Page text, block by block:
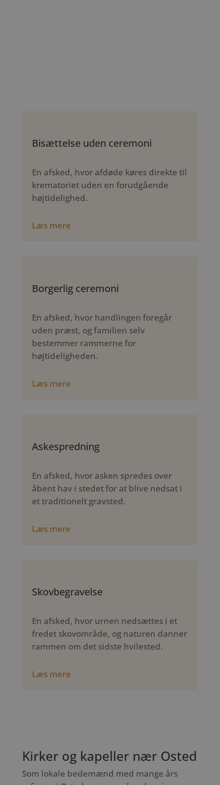
Bisættelse uden ceremoni
En afsked, hvor afdøde køres direkte til
krematoriet uden en forudgående
højtidelighed.
Læs mere
Borgerlig ceremoni
En afsked, hvor handlingen foregår
uden præst, og familien selv
bestemmer rammerne for
højtideligheden.
Læs mere
Askespredning
En afsked, hvor asken spredes over
åbent hav i stedet for at blive nedsat i
et traditionelt gravsted.
Læs mere
Skovbegravelse
En afsked, hvor urnen nedsættes i et
fredet skovområde, og naturen danner
rammen om det sidste hvilested.
Læs mere
Kirker og kapeller nær Osted
Som lokale bedemænd med mange års